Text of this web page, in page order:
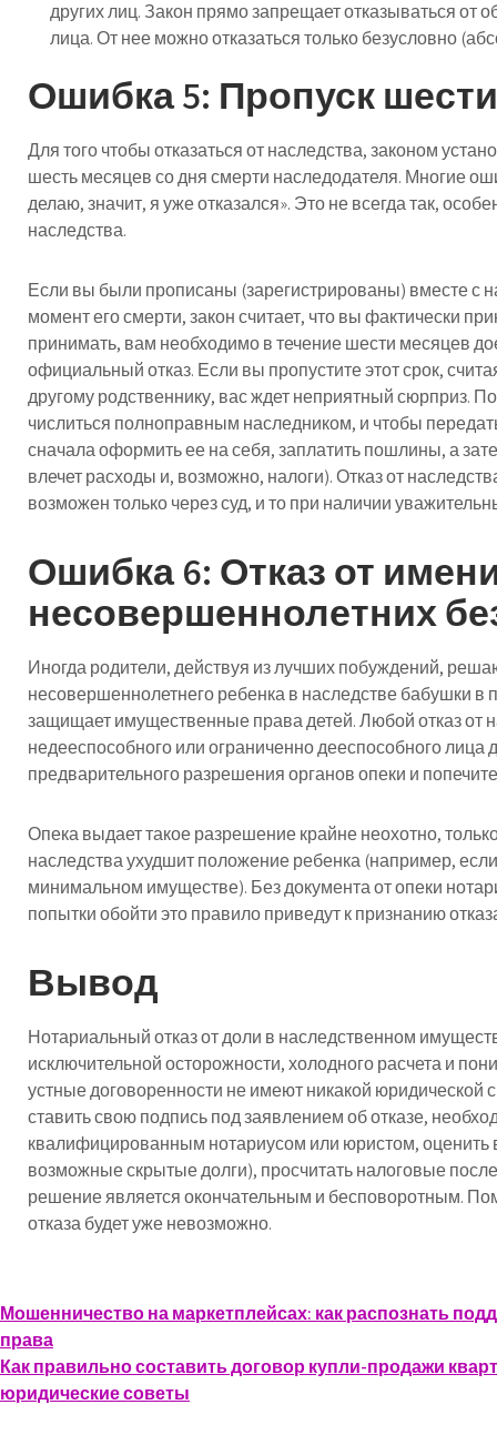
других лиц. Закон прямо запрещает отказываться от
лица. От нее можно отказаться только безусловно
Ошибка 5: Пропуск
Для того чтобы отказаться от наследства, законом
шесть месяцев со дня смерти наследодателя. Многие
делаю, значит, я уже отказался». Это не всегда так,
наследства.
Если вы были прописаны (зарегистрированы) вместе с
момент его смерти, закон считает, что вы фактически
принимать, вам необходимов течение шести месяцев
официальный отказ. Если вы пропустите этот срок,
другому родственнику, вас ждет неприятный сюрприз.
числиться полноправным наследником, и чтобы
сначала оформить ее на себя, заплатить пошлины, а
влечет расходы и, возможно, налоги). Отказ от
возможен только через суд, и то при наличии
Ошибка 6: Отказ от
несовершеннолетних
Иногда родители, действуя из лучших побуждений,
несовершеннолетнего ребенка в наследстве бабушки в
защищает имущественные права детей. Любой отказ от
недееспособного или ограниченно дееспособного лица
предварительного разрешения органов опеки и
Опека выдает такое разрешение крайне неохотно,
наследства ухудшит положение ребенка (например,
минимальном имуществе). Без документа от опеки
попытки обойти это правило приведут к признанию
Вывод
Нотариальный отказ от доли в наследственном
исключительной осторожности, холодного расчета и
устные договоренности не имеют никакой юридической
ставить свою подпись под заявлением об отказе,
квалифицированным нотариусом или юристом,
возможные скрытые долги), просчитать налоговые
решение является окончательным и бесповоротным.
отказа будет уже невозможно.
Навигация
по
записям
Мошенничество на маркетплейсах: как распознать
права
Как правильно составить договор купли-продажи
юридические советы